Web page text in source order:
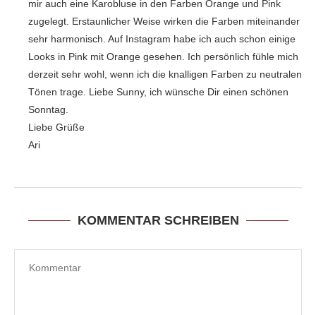
mir auch eine Karobluse in den Farben Orange und Pink
zugelegt. Erstaunlicher Weise wirken die Farben miteinander
sehr harmonisch. Auf Instagram habe ich auch schon einige
Looks in Pink mit Orange gesehen. Ich persönlich fühle mich
derzeit sehr wohl, wenn ich die knalligen Farben zu neutralen
Tönen trage. Liebe Sunny, ich wünsche Dir einen schönen
Sonntag.
Liebe Grüße
Ari
KOMMENTAR SCHREIBEN